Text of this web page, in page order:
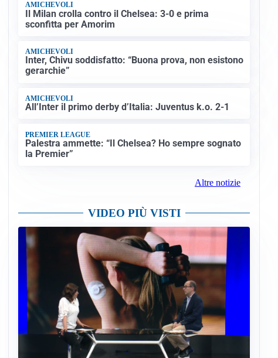
AMICHEVOLI
Il Milan crolla contro il Chelsea: 3-0 e prima
sconfitta per Amorim
AMICHEVOLI
Inter, Chivu soddisfatto: “Buona prova, non esistono
gerarchie”
AMICHEVOLI
All’Inter il primo derby d’Italia: Juventus k.o. 2-1
PREMIER LEAGUE
Palestra ammette: “Il Chelsea? Ho sempre sognato
la Premier”
Altre notizie
VIDEO PIÙ VISTI